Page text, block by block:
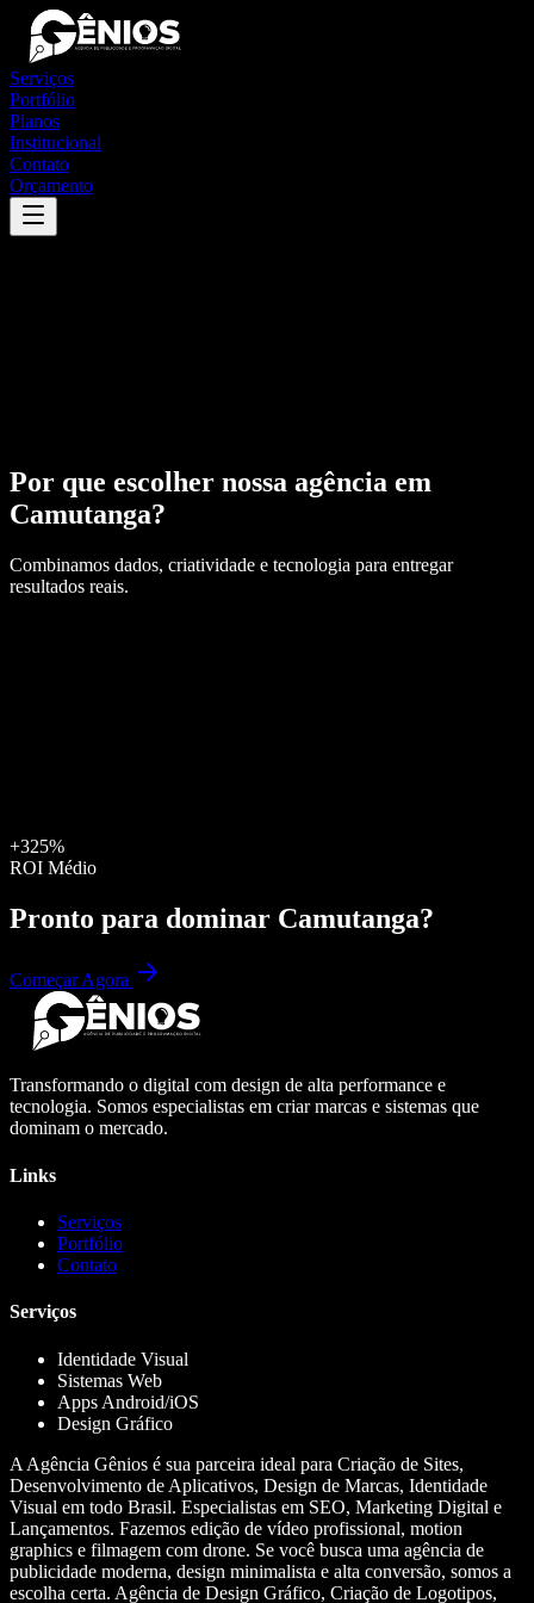
Serviços
Portfólio
Planos
Institucional
Contato
Orçamento
Por que escolher nossa agência em
Camutanga?
Combinamos dados, criatividade e tecnologia para entregar
resultados reais.
+325%
ROI Médio
Pronto para dominar Camutanga?
Começar Agora
Transformando o digital com design de alta performance e
tecnologia. Somos especialistas em criar marcas e sistemas que
dominam o mercado.
Links
Serviços
Portfólio
Contato
Serviços
Identidade Visual
Sistemas Web
Apps Android/iOS
Design Gráfico
A Agência Gênios é sua parceira ideal para Criação de Sites,
Desenvolvimento de Aplicativos, Design de Marcas, Identidade
Visual em todo Brasil. Especialistas em SEO, Marketing Digital e
Lançamentos. Fazemos edição de vídeo profissional, motion
graphics e filmagem com drone. Se você busca uma agência de
publicidade moderna, design minimalista e alta conversão, somos a
escolha certa. Agência de Design Gráfico, Criação de Logotipos,